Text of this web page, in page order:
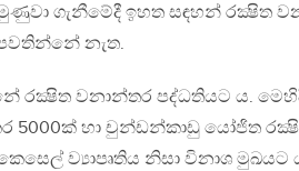
ගැනීමේදී ඉහත සඳහන් රක්‍ෂිත
නැත.
රක්‍ෂිත වනාන්තර පද්ධතියට ය.
5000ක් හා චුන්ඩන්කාඩු යෝජිත
ව්‍යාපෘතිය නිසා විනාශ